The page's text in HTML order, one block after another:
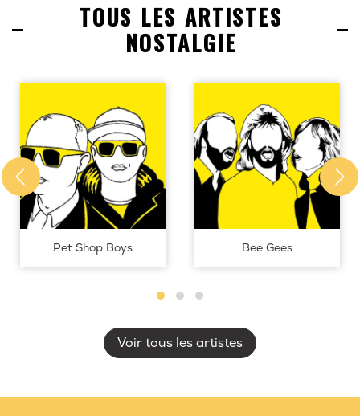
TOUS LES ARTISTES
NOSTALGIE
Pet Shop Boys Bee Gees
Voir tous les artistes